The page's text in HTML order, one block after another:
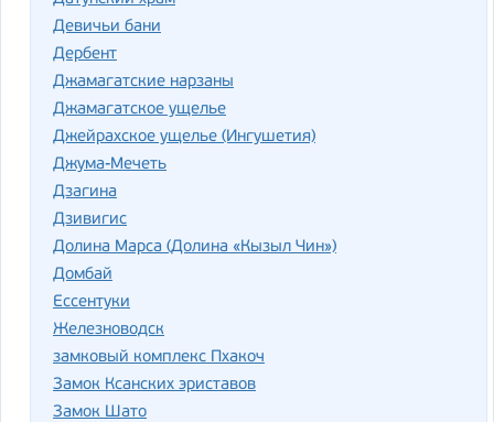
Девичьи бани
Дербент
Джамагатские нарзаны
Джамагатское ущелье
Джейрахское ущелье (Ингушетия)
Джума-Мечеть
Дзагина
Дзивигис
Долина Марса (Долина «Кызыл Чин»)
Домбай
Ессентуки
Железноводск
замковый комплекс Пхакоч
Замок Ксанских эриставов
Замок Шато